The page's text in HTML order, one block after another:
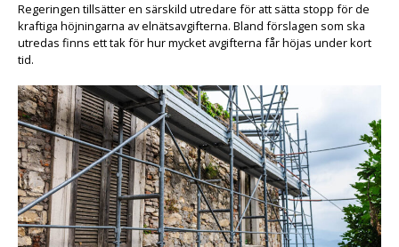
Regeringen tillsätter en särskild utredare för att sätta stopp för de
kraftiga höjningarna av elnätsavgifterna. Bland förslagen som ska
utredas finns ett tak för hur mycket avgifterna får höjas under kort
tid.